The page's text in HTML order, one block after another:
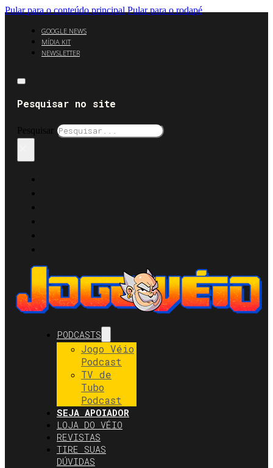
Pular para o conteúdo principal Pular para o rodapé
GOOGLE NEWS
MÍDIA KIT
NEWSLETTER
Pesquisar no site
Pesquisar
PODCASTS
Jogo Véio
Podcast
TV de
Tubo
Podcast
SEJA APOIADOR
LOJA DO VÉIO
REVISTAS
TIRE SUAS
DÚVIDAS